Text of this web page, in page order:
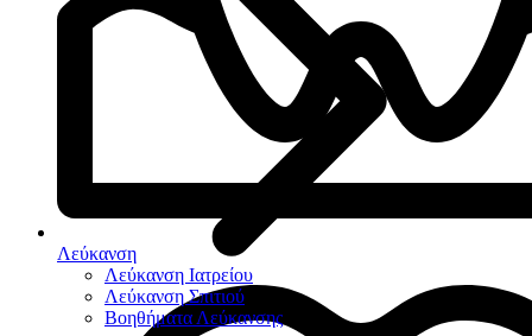
Λεύκανση
Λεύκανση Ιατρείου
Λεύκανση Σπιτιού
Βοηθήματα Λεύκανσης